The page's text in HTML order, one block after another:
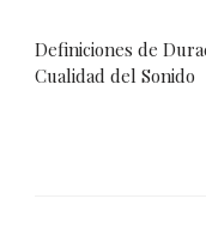
Definiciones de
Cualidad del Sonido